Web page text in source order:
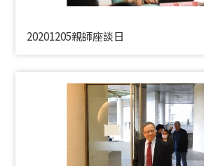
20201205親師座談日